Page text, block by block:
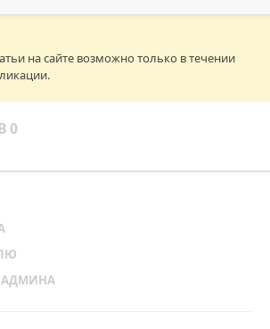
на сайте возможно только в течении
0
АДМИНА